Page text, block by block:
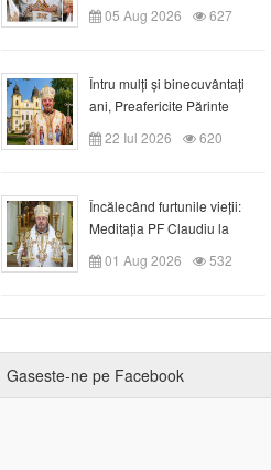
05 Aug 2026 627
Întru mulți și binecuvântați
ani, Preafericite Părinte
Claudiu!
22 Iul 2026 620
Încălecând furtunile vieții:
Meditația PF Claudiu la
Duminica a IX-a după Rusalii
01 Aug 2026 532
Gaseste-ne pe Facebook